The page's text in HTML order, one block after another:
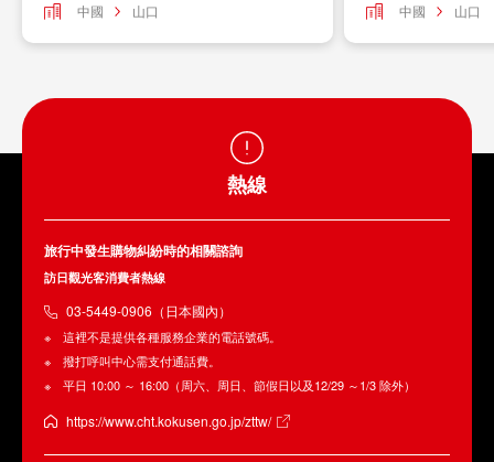
中國 山口 中國 山口
熱線
旅行中發生購物糾紛時的相關諮詢
訪日觀光客消費者熱線
03-5449-0906（日本國內）
這裡不是提供各種服務企業的電話號碼。
撥打呼叫中心需支付通話費。
平日 10:00 ～ 16:00（周六、周日、節假日以及12/29 ～1/3 除外）
https://www.cht.kokusen.go.jp/zttw/